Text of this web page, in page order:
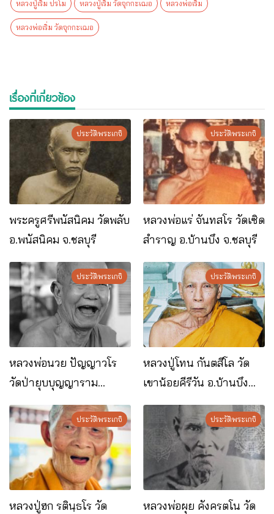
หลวงปู่เริ่ม ปรโม หลวงปู่เริ่ม วัดจุกกะเฌอ หลวงพ่อเริ่ม
หลวงพ่อเริ่ม วัดจุกกะเฌอ
เรื่องที่เกี่ยวข้อง
ประวัติพระเกจิ
พระครูศรีพนัสนิคม วัดพลับ
อ.พนัสนิคม จ.ชลบุรี
ประวัติพระเกจิ
หลวงพ่อแร่ จันทสโร วัดเซิด
สำราญ อ.บ้านบึง จ.ชลบุรี
ประวัติพระเกจิ
หลวงพ่อนวย ปัญญาวโร
วัดป่ายุบบุญญาราม
อ.บ้านบึง จ.ชลบุรี
ประวัติพระเกจิ
หลวงปู่โทน กันตสีโล วัด
เขาน้อยคีรีวัน อ.บ้านบึง
จ.ชลบุรี
ประวัติพระเกจิ
หลวงปู่ฮก รตินฺธโร วัด
ประวัติพระเกจิ
หลวงพ่อผุย คังครตโน วัด